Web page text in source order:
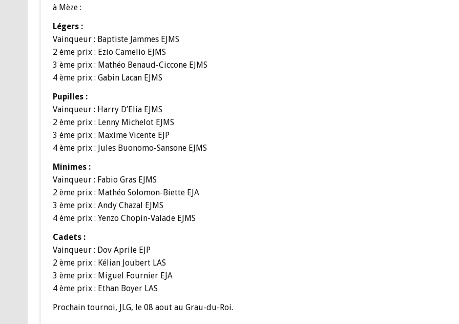
à Mèze :
Légers :
Vainqueur : Baptiste Jammes EJMS
2 ème prix : Ezio Camelio EJMS
3 ème prix : Mathéo Benaud-Ciccone EJMS
4 ème prix : Gabin Lacan EJMS
Pupilles :
Vainqueur : Harry D’Elia EJMS
2 ème prix : Lenny Michelot EJMS
3 ème prix : Maxime Vicente EJP
4 ème prix : Jules Buonomo-Sansone EJMS
Minimes :
Vainqueur : Fabio Gras EJMS
2 ème prix : Mathéo Solomon-Biette EJA
3 ème prix : Andy Chazal EJMS
4 ème prix : Yenzo Chopin-Valade EJMS
Cadets :
Vainqueur : Dov Aprile EJP
2 ème prix : Kélian Joubert LAS
3 ème prix : Miguel Fournier EJA
4 ème prix : Ethan Boyer LAS
Prochain tournoi, JLG, le 08 aout au Grau-du-Roi.